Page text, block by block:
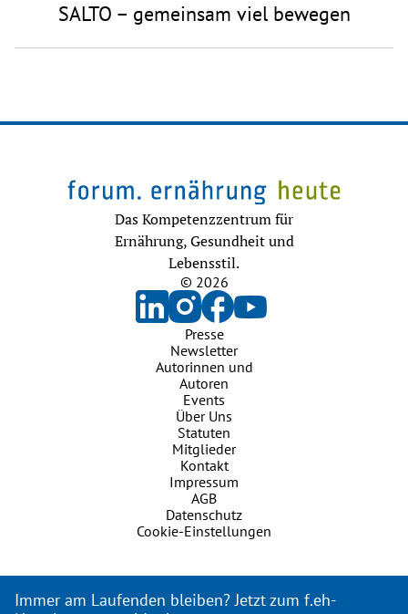
SALTO – gemeinsam viel bewegen
Das Kompetenzzentrum für
Ernährung, Gesundheit und
Lebensstil.
© 2026
Presse
Newsletter
Autorinnen und
Autoren
Events
Über Uns
Statuten
Mitglieder
Kontakt
Impressum
AGB
Datenschutz
Cookie-Einstellungen
Immer am Laufenden bleiben? Jetzt zum f.eh-